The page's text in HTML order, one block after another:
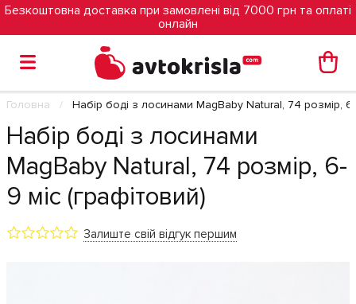
Безкоштовна доставка при замовлені від 7000 грн та оплаті
онлайн
Головна Набір боді з лосинами MagBaby Natural, 74 розмір, 6-
Набір боді з лосинами
MagBaby Natural, 74 розмір, 6-
9 міс (графітовий)
Залиште свій відгук першим